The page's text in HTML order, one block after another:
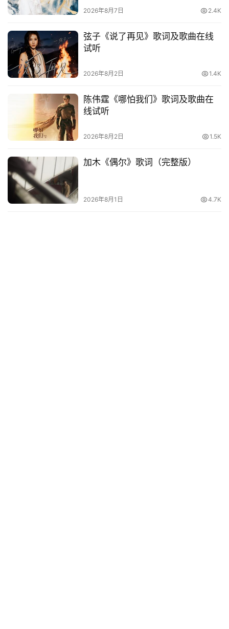
2026年8月7日 2.4K
弦子《说了再见》歌词及歌曲在线
试听
2026年8月2日 1.4K
陈伟霆《哪怕我们》歌词及歌曲在
线试听
2026年8月2日 1.5K
加木《偶尔》歌词（完整版）
2026年8月1日 4.7K